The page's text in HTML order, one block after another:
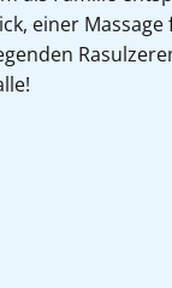
einer Massage